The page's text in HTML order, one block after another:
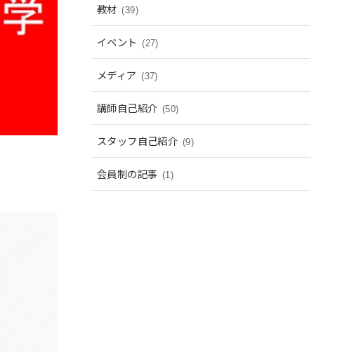
教材 (39)
イベント (27)
メディア (37)
講師自己紹介 (50)
スタッフ自己紹介 (9)
会員制の記事 (1)